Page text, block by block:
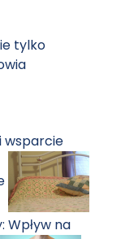
tylko
wsparcie
Wpływ na